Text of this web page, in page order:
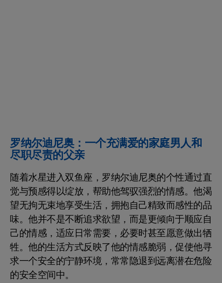
罗纳尔迪尼奥：一个充满爱的家庭男人和
尽职尽责的父亲
随着水星进入双鱼座，罗纳尔迪尼奥的个性通过直
觉与预感得以绽放，帮助他驾驭强烈的情感。他渴
望无拘无束地享受生活，拥抱自己精致而感性的品
味。他并不是不断追求欲望，而是更倾向于顺应自
己的情感，适应日常需要，必要时甚至愿意做出牺
牲。他的生活方式反映了他的情感脆弱，促使他寻
求一个安全的宁静环境，常常隐退到远离潜在危险
的安全空间中。